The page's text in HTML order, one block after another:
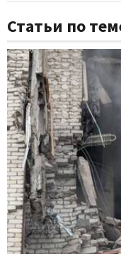
Статьи по